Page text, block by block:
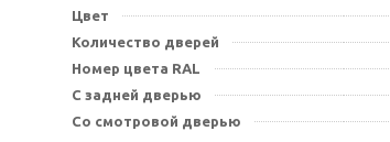
Цвет
Количество дверей
Номер цвета RAL
С задней дверью
Со смотровой дверью